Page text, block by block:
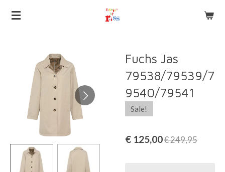
Ga
hoofdinhoud
Fuchs Jas
79538/79539/7
9540/79541
Sale!
€ 125,00€ 249,95